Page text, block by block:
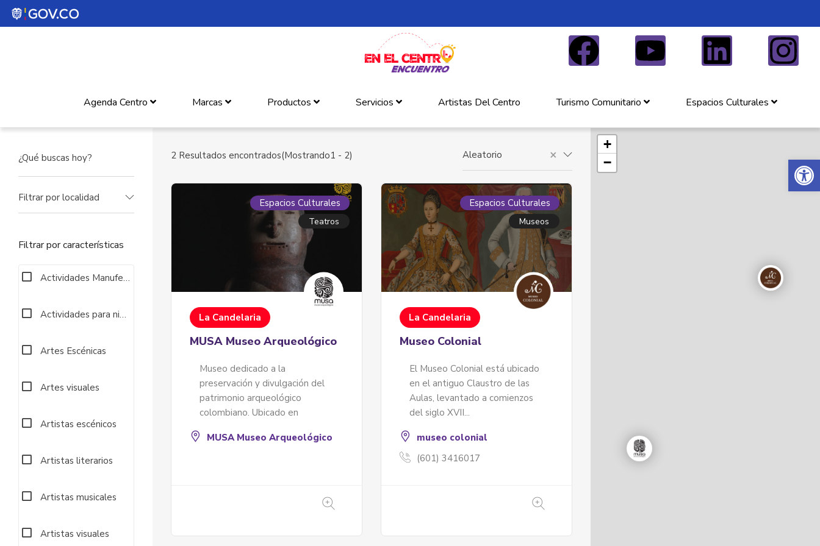
Abrir
Agenda Centro Marcas Productos Servicios Artistas Del Centro Turismo Comunitario Espacios Culturales
Filtrar por localidad
Filtrar por características
Actividades Manufectureras
Actividades para niños
Artes Escénicas
Artes visuales
Artistas escénicos
Artistas literarios
Artistas musicales
Artistas visuales
2 Resultados encontrados(Mostrando1 - 2) ×
Aleatorio
Espacios Culturales
Teatros
La Candelaria
MUSA Museo Arqueológico
Museo dedicado a la
preservación y divulgación del
patrimonio arqueológico
colombiano. Ubicado en
MUSA Museo Arqueológico
Espacios Culturales
Museos
La Candelaria
Museo Colonial
El Museo Colonial está ubicado
en el antiguo Claustro de las
Aulas, levantado a comienzos
del siglo XVII...
museo colonial
(601) 3416017
+
−